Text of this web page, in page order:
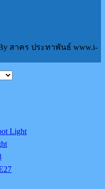
สาคร ประทาพันธ์ www.i-
Light